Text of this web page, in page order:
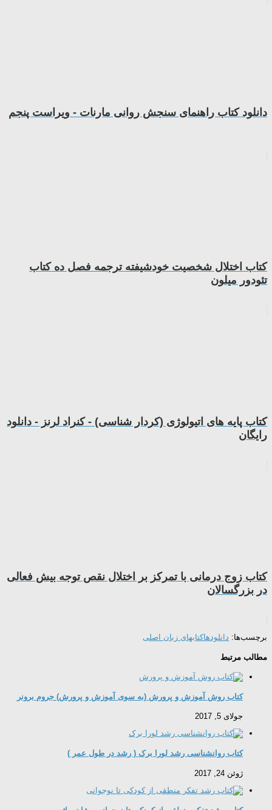
دانلود کتاب راهنمای سنجش روانی مارنات - ویراست پنجم
کتاب اختلال شخصيت خودشيفته ترجمه فصل ده کتاب
تئودور میلون
کتاب پایه های اتیولوژی (کردار شناسی) - کنراد لرنز - دانلود
رایگان
کتاب زوج درمانی با تمرکز بر اختلال نقص توجه بیش فعالی
در بزرگسالان
برچسب‌ها: دانلودهاکتابهای زبان اصلی
مطالب مرتبط
کتاب روش آموزش و پرورش (به سوی آموزش و پرورش) جروم برونر
جولای 5, 2017
کتاب روانشناسی رشد لورا برک ( رشد در طول عمر )
ژوئن 24, 2017